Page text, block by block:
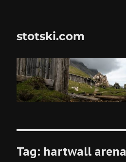
stotski.com
Tag: hartwall arena